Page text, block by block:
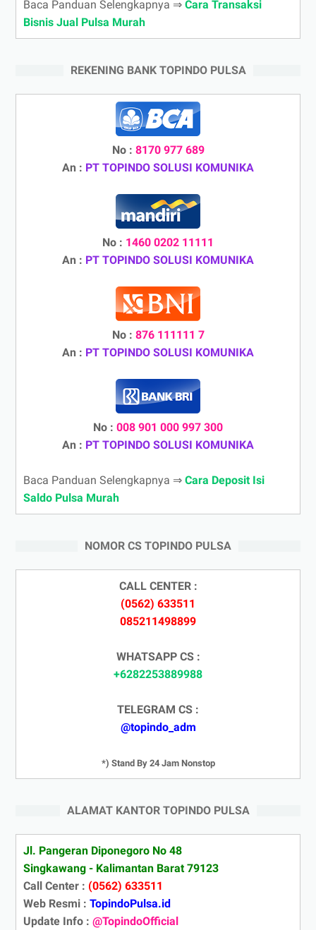
Baca Panduan Selengkapnya ⇒ Cara Transaksi
Bisnis Jual Pulsa Murah
REKENING BANK TOPINDO PULSA
No : 8170 977 689
An : PT TOPINDO SOLUSI KOMUNIKA
No : 1460 0202 11111
An : PT TOPINDO SOLUSI KOMUNIKA
No : 876 111111 7
An : PT TOPINDO SOLUSI KOMUNIKA
No : 008 901 000 997 300
An : PT TOPINDO SOLUSI KOMUNIKA
Baca Panduan Selengkapnya ⇒ Cara Deposit Isi
Saldo Pulsa Murah
NOMOR CS TOPINDO PULSA
CALL CENTER :
(0562) 633511
085211498899
WHATSAPP CS :
+6282253889988
TELEGRAM CS :
@topindo_adm
*) Stand By 24 Jam Nonstop
ALAMAT KANTOR TOPINDO PULSA
Jl. Pangeran Diponegoro No 48
Singkawang - Kalimantan Barat 79123
Call Center : (0562) 633511
Web Resmi : TopindoPulsa.id
Update Info : @TopindoOfficial